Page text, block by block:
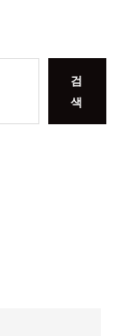
검
색